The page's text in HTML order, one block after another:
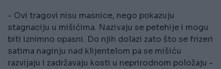
- Ovi tragovi nisu masnice, nego pokazuju
stagnaciju u mišićima. Nazivaju se petehije i mogu
biti iznimno opasni. Do njih dolazi zato što se frizeri
satima naginju nad klijentelom pa se mišiću
razvijaju i zadržavaju kosti u neprirodnom položaju -